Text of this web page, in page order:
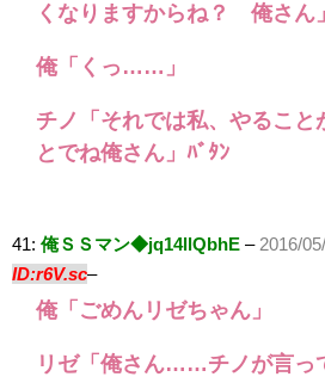
くなりますからね？ 俺さん」
俺「くっ……」
チノ「それでは私、やること
とでね俺さん」ﾊﾞﾀﾝ
41: 俺ＳＳマン◆jq14llQbhE –2016/
ID:r6V.sc–
俺「ごめんリゼちゃん」
リゼ「俺さん……チノが言っ